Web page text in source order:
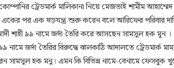
ট্রেডমার্ক মালিকানা নিয়ে মেজভাই শামীম
পর এক ষড়যন্ত্র শুরু করেন বলে আরিফের পরিবার দাবি
শাহী ৯৯ নামে জর্দা তৈরি করে আসছেন সামসুল হক মুন
নামে জর্দা তৈরির বিরুদ্ধে ঝালকাঠি আদালতে ট্রেডমার্ক
সামসুল হক মনু। এমন কি বিভিন্ন নামে-বেনামে